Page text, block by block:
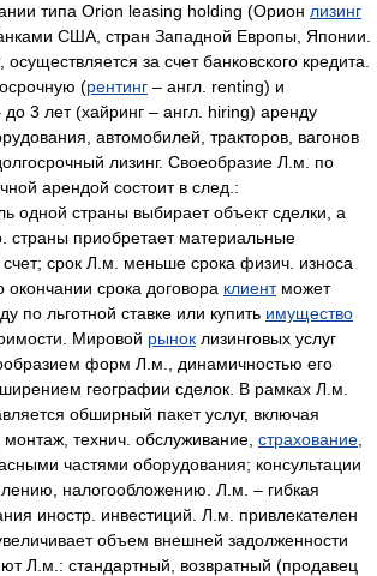
типа Orion leasing holding (Орион лизинг
США, стран Западной Европы, Японии.
за счет банковского кредита.
(рентинг – англ. renting) и
3 лет (хайринг – англ. hiring) аренду
автомобилей, тракторов, вагонов
лизинг. Своеобразие Л.м. по
арендой состоит в след.:
одной страны выбирает объект сделки, а
страны приобретает материальные
счет; срок Л.м. меньше срока физич. износа
срока договора клиентможет
по льготной ставке или купить имущество
Мировой рынок лизинговых услуг
форм Л.м., динамичностью его
географии сделок. В рамках Л.м.
обширный пакет услуг, включая
монтаж, технич. обслуживание, страхование
частями оборудования; консультации
налогообложению. Л.м. – гибкая
иностр. инвестиций. Л.м. привлекателен
объем внешней задолженности
Л.м.: стандартный, возвратный (продавец